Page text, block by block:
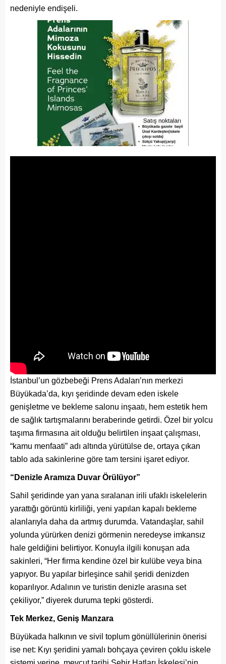
nedeniyle endişeli.
İstanbul’un gözbebeği Prens Adaları’nın merkezi
Büyükada’da, kıyı şeridinde devam eden iskele
genişletme ve bekleme salonu inşaatı, hem estetik hem
de sağlık tartışmalarını beraberinde getirdi. Özel bir yolcu
taşıma firmasına ait olduğu belirtilen inşaat çalışması,
“kamu menfaati” adı altında yürütülse de, ortaya çıkan
tablo ada sakinlerine göre tam tersini işaret ediyor.
“Denizle Aramıza Duvar Örülüyor”
Sahil şeridinde yan yana sıralanan irili ufaklı iskelelerin
yarattığı görüntü kirliliği, yeni yapılan kapalı bekleme
alanlarıyla daha da artmış durumda. Vatandaşlar, sahil
yolunda yürürken denizi görmenin neredeyse imkansız
hale geldiğini belirtiyor. Konuyla ilgili konuşan ada
sakinleri, “Her firma kendine özel bir kulübe veya bina
yapıyor. Bu yapılar birleşince sahil şeridi denizden
koparılıyor. Adalının ve turistin denizle arasına set
çekiliyor,” diyerek duruma tepki gösterdi.
Tek Merkez, Geniş Manzara
Büyükada halkının ve sivil toplum gönüllülerinin önerisi
ise net: Kıyı şeridini yamalı bohçaya çeviren çoklu iskele